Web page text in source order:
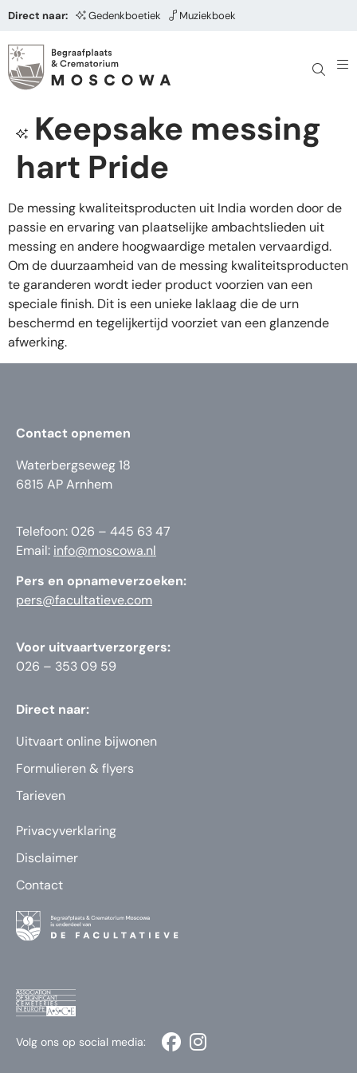
Direct naar: Gedenkboetiek Muziekboek
Keepsake messing
hart Pride
De messing kwaliteitsproducten uit India worden door de
passie en ervaring van plaatselijke ambachtslieden uit
messing en andere hoogwaardige metalen vervaardigd.
Om de duurzaamheid van de messing kwaliteitsproducten
te garanderen wordt ieder product voorzien van een
speciale finish. Dit is een unieke laklaag die de urn
beschermd en tegelijkertijd voorziet van een glanzende
afwerking.
Contact opnemen
Waterbergseweg 18
6815 AP Arnhem
Telefoon: 026 – 445 63 47
Email: info@moscowa.nl
Pers en opnameverzoeken:
pers@facultatieve.com
Voor uitvaartverzorgers:
026 – 353 09 59
Direct naar:
Uitvaart online bijwonen
Formulieren & flyers
Tarieven
Privacyverklaring
Disclaimer
Contact
Volg ons op social media: